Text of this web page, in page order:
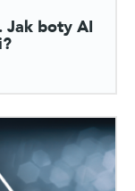
Jak boty AI